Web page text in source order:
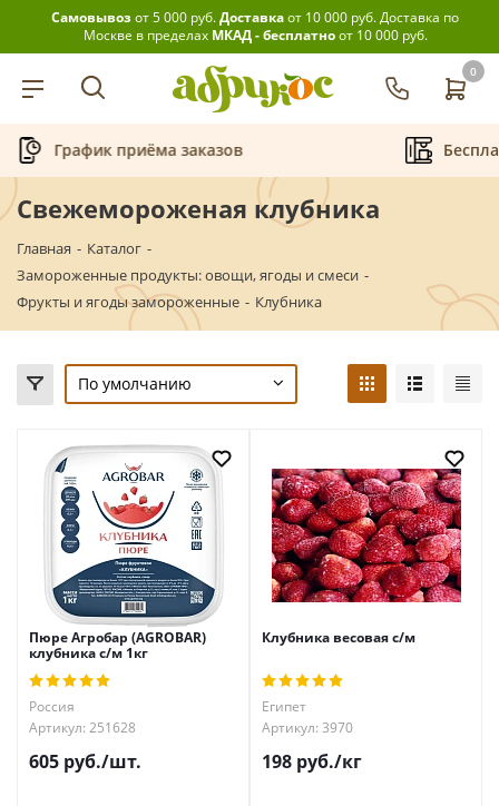
Самовывозот 5 000 руб.Доставкаот 10 000 руб.Доставка по
Москве в пределах МКАД - бесплатноот 10 000 руб.
0
График приёма заказов
Свежемороженая клубника
Главная - Каталог -
Замороженные продукты: овощи, ягоды и смеси -
Фрукты и ягоды замороженные - Клубника
По умолчанию
Пюре Агробар (AGROBAR)
клубника с/м 1кг
Россия
Артикул: 251628
605 руб./шт.
Клубника весовая с/м
Египет
Артикул: 3970
198 руб./кг